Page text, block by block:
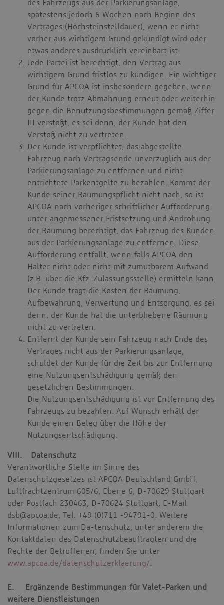
des Fahrzeugs aus der Parkierungsanlage,
spätestens jedoch 6 Wochen nach Beginn des
Vertrages (Höchsteinstelldauer), wenn er nicht
vorher aus wichtigem Grund gekündigt wird oder
etwas anderes ausdrücklich vereinbart ist.
Jede Partei ist berechtigt, den Vertrag aus
wichtigem Grund fristlos zu kündigen. Ein wichtiger
Grund für APCOA ist insbesondere gegeben, wenn
der Kunde trotz Abmahnung erneut oder weiterhin
gegen die Benutzungsbestimmungen gemäß Ziffer
III verstößt, es sei denn, der Kunde hat den
Verstoß nicht zu vertreten.
Der Kunde ist verpflichtet, das abgestellte
Fahrzeug nach Vertragsende unverzüglich aus der
Parkierungsanlage zu entfernen und nicht
entrichtete Parkentgelte zu bezahlen. Kommt der
Kunde seiner Räumungspflicht nicht nach, so ist
APCOA nach vorheriger schriftlicher Aufforderung
unter angemessener Fristsetzung und Androhung
der Räumung berechtigt, das Fahrzeug des Kunden
aus der Parkierungsanlage zu entfernen. Diese
Aufforderung entfällt, wenn falls APCOA den
Halter nicht oder nicht mit zumutbarem Aufwand
(z.B. über die Kfz-Zulassungsstelle) ermitteln kann.
Der Kunde trägt die Kosten der Räumung,
Aufbewahrung, Verwertung und Entsorgung, es sei
denn, der Kunde hat die unterbliebene Räumung
nicht zu vertreten.
Entfernt der Kunde sein Fahrzeug nach Ende des
Vertrages nicht aus der Parkierungsanlage,
schuldet der Kunde für die Zeit bis zur Entfernung
eine Nutzungsentschädigung gemäß den
gesetzlichen Bestimmungen.
Die Nutzungsentschädigung ist vor Entfernung des
Fahrzeugs zu bezahlen. Auf Wunsch erhält der
Kunde einen Beleg über die Höhe der
Nutzungsentschädigung.
VIII. Datenschutz
Verantwortliche Stelle im Sinne des
Datenschutzgesetzes ist APCOA Deutschland GmbH,
Luftfrachtzentrum 605/6, Ebene 6, D-70629 Stuttgart
oder Postfach 230463, D-70624 Stuttgart, E-Mail
dsb@apcoa.de, Tel. +49 (0)711 -94791-0. Weitere
Informationen zum Da-tenschutz, unter anderem die
Kontaktdaten des Datenschutzbeauftragten und die
Rechte der Betroffenen, finden Sie unter
www.apcoa.de/datenschutzerklaerung/.
E. Ergänzende Bestimmungen für Valet-Parken und
weitere Dienstleistungen